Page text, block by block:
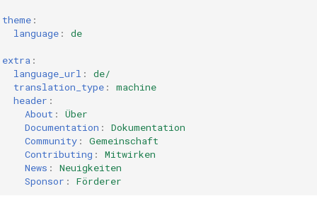
theme :
language : de
extra :
language_url :
de/
translation_type :
machine
header :
About :
Über
Documentation :
Dokumentation
Community :
Gemeinschaft
Contributing :
Mitwirken
News :
Neuigkeiten
Sponsor : Förderer